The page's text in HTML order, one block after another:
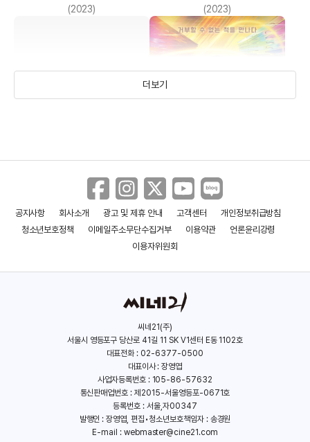
(2023) (2023)
보이 프롬 헤븐 원더우먼 1984
더보기
공지사항 회사소개 광고 및 제휴 안내 고객센터
개인정보취급방침
청소년보호정책
이메일주소무단수집거부 이용약관
언론윤리강령
이용자위원회
씨네21(주)
서울시 영등포구 당산로 41길 11 SK V1센터 E동 1102호
대표전화 : 02-6377-0500
대표이사 : 장영엽
사업자등록번호 : 105-86-57632
통신판매업번호 : 제2015-서울영등포-0671호
등록번호 : 서울,자00347
발행인 : 장영엽, 편집•청소년보호책임자 : 송경원
E-mail : webmaster@cine21.com